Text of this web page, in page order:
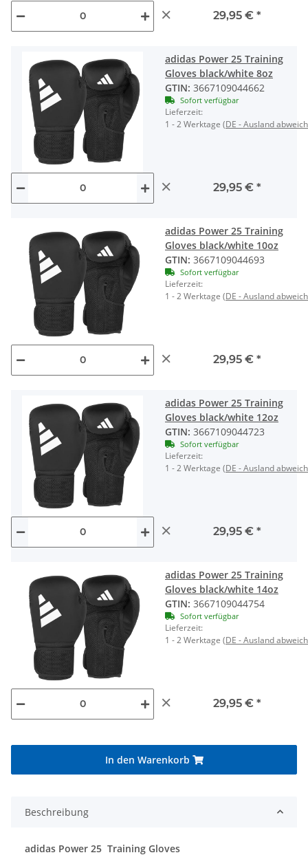
× 29,95 €*
adidas Power 25 Training
Gloves black/white 8oz
GTIN: 3667109044662
Sofort verfügbar
Lieferzeit:
1 - 2 Werktage (DE - Ausland
× 29,95 €*
adidas Power 25 Training
Gloves black/white 10oz
GTIN: 3667109044693
Sofort verfügbar
Lieferzeit:
1 - 2 Werktage (DE - Ausland
× 29,95 €*
adidas Power 25 Training
Gloves black/white 12oz
GTIN: 3667109044723
Sofort verfügbar
Lieferzeit:
1 - 2 Werktage (DE - Ausland
× 29,95 €*
adidas Power 25 Training
Gloves black/white 14oz
GTIN: 3667109044754
Sofort verfügbar
Lieferzeit:
1 - 2 Werktage (DE - Ausland
× 29,95 €*
In den Warenkorb
Beschreibung
adidas Power 25 Training Gloves